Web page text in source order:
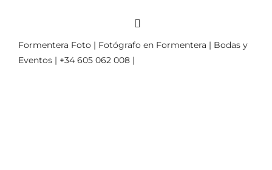
Formentera Foto | Fotógrafo en Formentera | Bodas y
Eventos | +34 605 062 008 |